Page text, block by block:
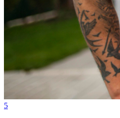
Internacional
5